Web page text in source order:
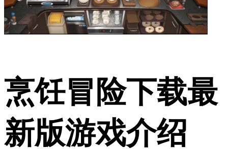
烹饪冒险下载最
新版游戏介绍